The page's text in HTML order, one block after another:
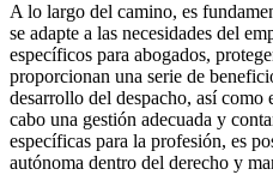
A lo largo del camino, es
se adapte a las necesidades del
específicos para abogados,
proporcionan una serie de
desarrollo del despacho, así
cabo una gestión adecuada y
específicas para la profesión, es
autónoma dentro del derecho y